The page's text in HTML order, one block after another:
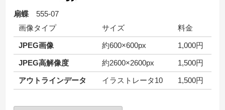
扇蝶 555-07
画像タイプ
サイズ 料金
JPEG画像 約600×600px 1,000円
JPEG高解像度 約2600×2600px 1,500円
アウトラインデータ イラストレータ10 1,500円